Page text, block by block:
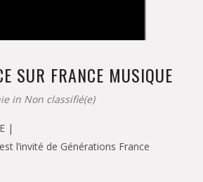
SUR FRANCE MUSIQUE
in Non classifié(e)
|
l’invité de Générations France